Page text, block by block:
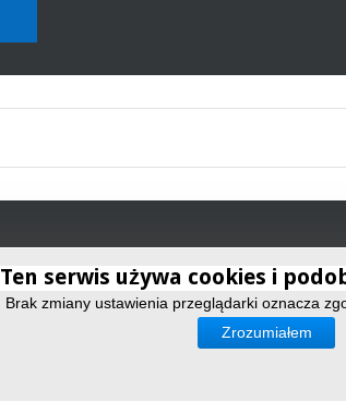
Ten serwis używa cookies i
Brak zmiany ustawienia przeglądarki oznacza
Zrozumiałem